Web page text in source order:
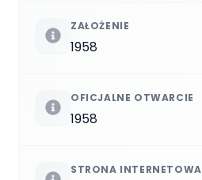
ZAŁOŻENIE
1958
OFICJALNE OTWARCIE
1958
STRONA INTERNETOWA